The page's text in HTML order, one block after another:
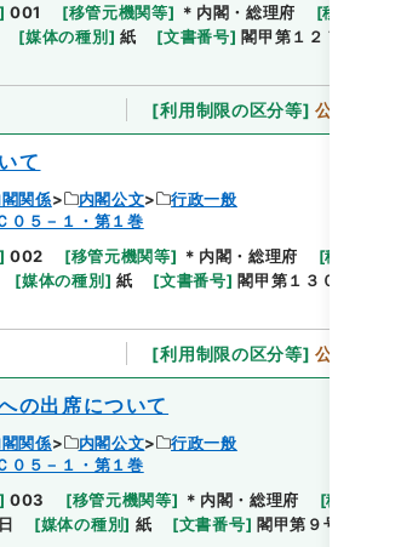
] 001 [移管元機関等] ＊内閣・総理府 [移管等年度
[媒体の種別 ] 紙 [文書番号] 閣甲第１２７号
[利用制限の区分等] 公開
て
関係 内閣公文
行政一般
０５－１・第１巻
] 002 [移管元機関等] ＊内閣・総理府 [移管等年度
[媒体の種別 ] 紙 [文書番号] 閣甲第１３０号
[利用制限の区分等] 公開
の出席について
関係 内閣公文
行政一般
０５－１・第１巻
] 003 [移管元機関等] ＊内閣・総理府 [移管等年度
[媒体の種別] 紙 [文書番号] 閣甲第９号